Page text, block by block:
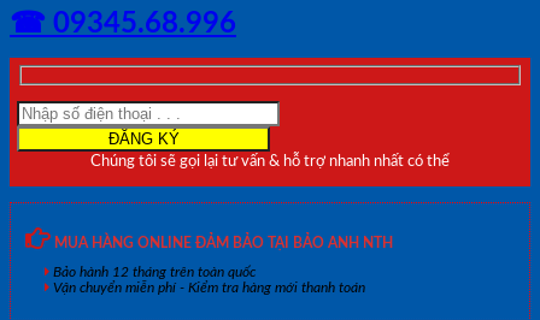
☎ 09345.68.996
Chúng tôi sẽ gọi lại tư vấn & hỗ trợ nhanh nhất có thể
MUA HÀNG ONLINE ĐẢM BẢO TẠI BẢO ANH NTH
Bảo hành 12 tháng trên toàn quốc
Vận chuyển miễn phí - Kiểm tra hàng mới thanh toán